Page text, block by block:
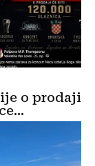
o prodaji